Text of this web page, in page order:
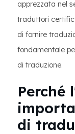
apprezzata nel
traduttori
di fornire
fondamentale
di traduzione.
Perché
di